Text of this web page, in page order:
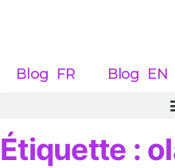
Blog FR Blog EN
Étiquette :